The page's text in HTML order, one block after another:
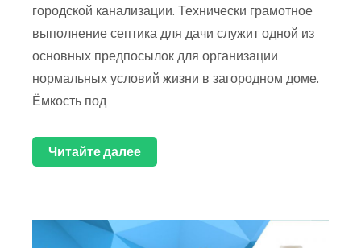
городской канализации. Технически грамотное
выполнение септика для дачи служит одной из
основных предпосылок для организации
нормальных условий жизни в загородном доме.
Ёмкость под
Читайте далее